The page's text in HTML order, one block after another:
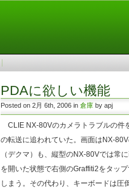
PDAに欲しい機能
Posted on 2月 6th, 2006 in 倉庫 by apj
CLIE NX-80Vのカメラトラブルの件
の転送に追われていた。画面はNX-
（デクマ）も、縦型のNX-80Vでは常
を開いた状態で右側のGraffiti2をタッ
しまう。その代わり、キーボードは